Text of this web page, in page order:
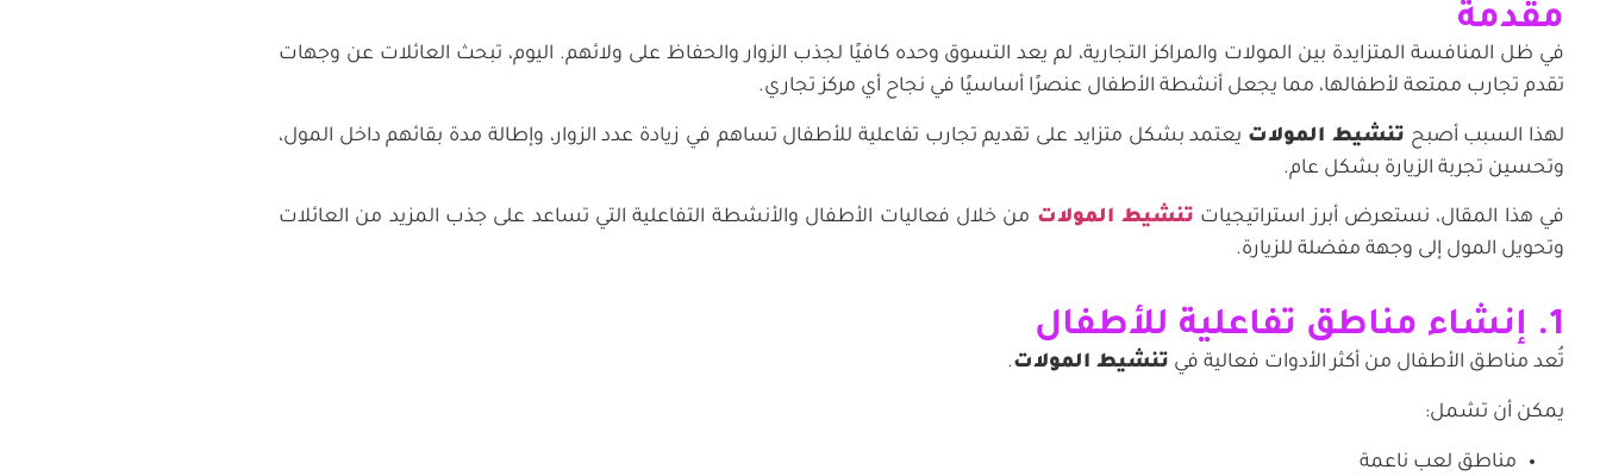
مقدمة
في ظل المنافسة المتزايدة بين المولات والمراكز التجارية، لم يعد التسوق وحده كافيًا لجذب الزوار والحفاظ على ولائهم. اليوم، تبحث العائلات عن وجهات
تقدم تجارب ممتعة لأطفالها، مما يجعل أنشطة الأطفال عنصرًا أساسيًا في نجاح أي مركز تجاري.
لهذا السبب أصبح تنشيط المولات يعتمد بشكل متزايد على تقديم تجارب تفاعلية للأطفال تساهم في زيادة عدد الزوار، وإطالة مدة بقائهم داخل المول،
وتحسين تجربة الزيارة بشكل عام.
في هذا المقال، نستعرض أبرز استراتيجيات تنشيط المولات من خلال فعاليات الأطفال والأنشطة التفاعلية التي تساعد على جذب المزيد من العائلات
وتحويل المول إلى وجهة مفضلة للزيارة.
1. إنشاء مناطق تفاعلية للأطفال
تُعد مناطق الأطفال من أكثر الأدوات فعالية في تنشيط المولات.
يمكن أن تشمل:
مناطق لعب ناعمة